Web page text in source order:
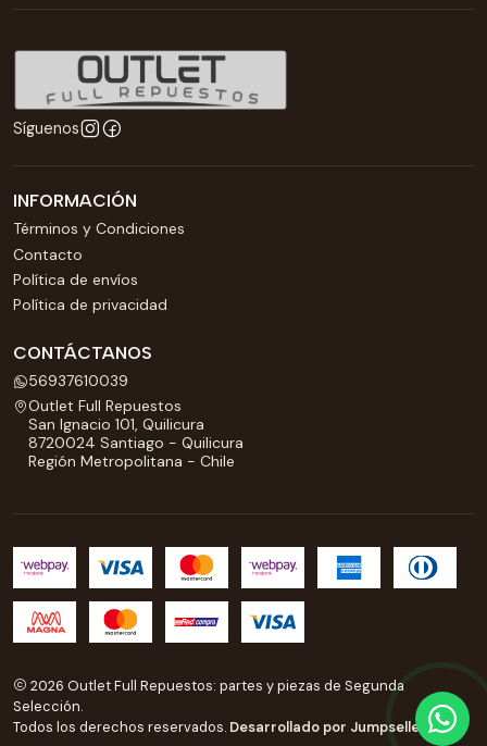
Síguenos
INFORMACIÓN
Términos y Condiciones
Contacto
Política de envíos
Política de privacidad
CONTÁCTANOS
56937610039
Outlet Full Repuestos
San Ignacio 101, Quilicura
8720024 Santiago - Quilicura
Región Metropolitana - Chile
2026 Outlet Full Repuestos: partes y piezas de Segunda
Selección.
Todos los derechos reservados. Desarrollado por Jumpseller